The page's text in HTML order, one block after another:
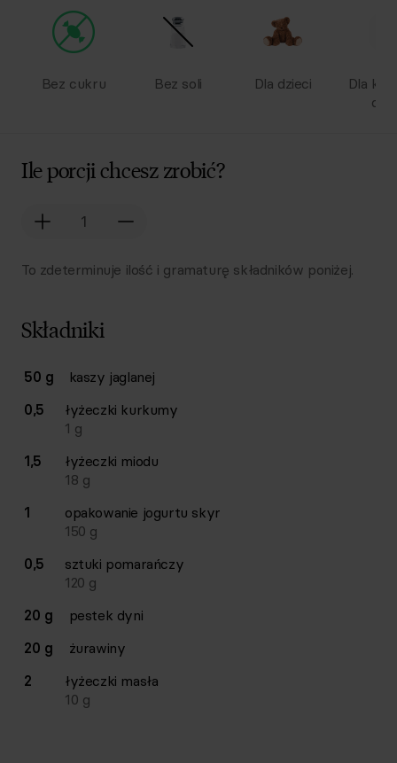
Bez cukru Bez soli Dla dzieci
Dla
Ile porcji chcesz zrobić?
To zdeterminuje ilość i gramaturę składników poniżej.
Składniki
Lista składników przepisu z ilościami i wagami
Ilość Składnik
50 g
kaszy jaglanej
0,5
łyżeczki kurkumy
1 g
1,5
łyżeczki miodu
18 g
1
opakowanie jogurtu skyr
150 g
0,5
sztuki pomarańczy
120 g
20 g
pestek dyni
20 g
żurawiny
2
łyżeczki masła
10 g